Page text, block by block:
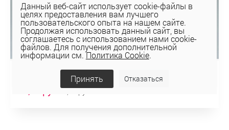
БРЮКИ 3К-9563-1
92,34 руб
Данный веб-сайт использует cookie-файлы в
целях предоставления вам лучшего
пользовательского опыта на нашем сайте.
Продолжая использовать данный сайт, вы
соглашаетесь с использованием нами cookie-
файлов. Для получения дополнительной
информации см.Политика Cookie.
Принять Отказаться